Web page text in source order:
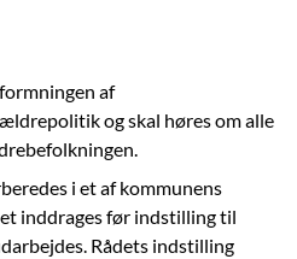
af
og skal høres om alle
i et af kommunens
inddrages før indstilling til
Rådets indstilling